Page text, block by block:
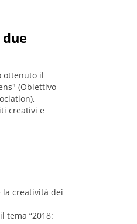
due
ottenuto il
(Obiettivo
creativi e
creatività dei
tema “2018: